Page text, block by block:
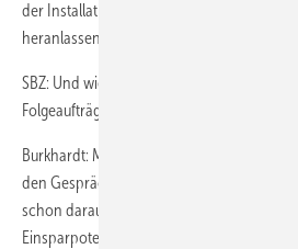
der Installation kaum Zeit und kann die
heranlassen.
SBZ: Und wie sieht es mit späteren
Folgeaufträgen, aus?
Burkhardt: Mit Evohome lassen sich
den Gesprächen während der Installation
schon darauf hin, dass gerade bei den
Einspar­potenziale am größten sind. So